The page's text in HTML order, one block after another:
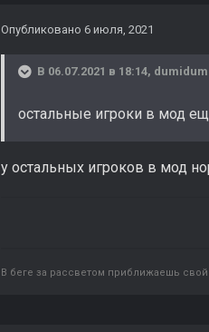
Опубликовано 6 июля, 2021
В 06.07.2021 в 18:14, dumidum
остальные игроки в мод
у остальных игроков в мод
В беге за рассветом приближаешь свой